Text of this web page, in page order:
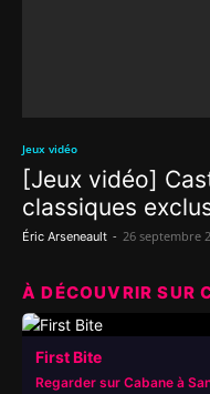
Jeux vidéo
[Jeux vidéo]
classiques
Éric Arseneault - 26 septembre
À DÉCOUVRIR SUR
First Bite
Regarder sur Cabane à